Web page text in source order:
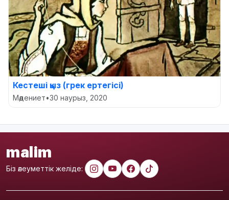
Кестеші қыз (грек ертегісі)
Мәдениет•30 наурыз, 2020
malim
Біз әлеуметтік желіде: